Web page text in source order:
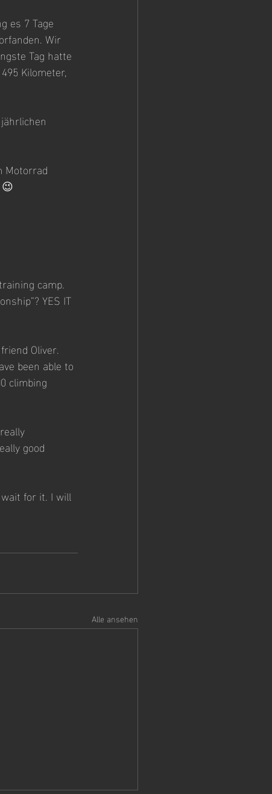
es 7 Tage
Wir
Tag hatte
Kilometer,
Motorrad
camp.
YES IT
Oliver.
been able to
climbing
good
for it. I will
Alle ansehen